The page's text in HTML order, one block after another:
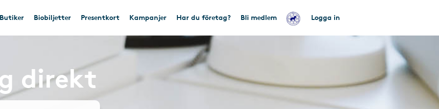
Butiker Biobiljetter Presentkort Kampanjer Har du företag? Bli medlem Logga in
direkt